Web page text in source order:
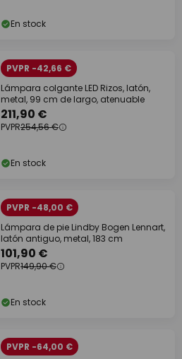
En stock
PVPR -42,66 €
Lámpara colgante LED Rizos, latón,
metal, 99 cm de largo, atenuable
211,90 €
PVPR254,56 €
En stock
PVPR -48,00 €
Lámpara de pie Lindby Bogen Lennart,
latón antiguo, metal, 183 cm
101,90 €
PVPR149,90 €
En stock
PVPR -64,00 €